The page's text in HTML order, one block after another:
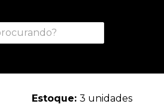
Estoque: 3 unidades